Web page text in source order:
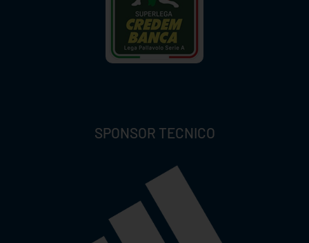
SPONSOR TECNICO